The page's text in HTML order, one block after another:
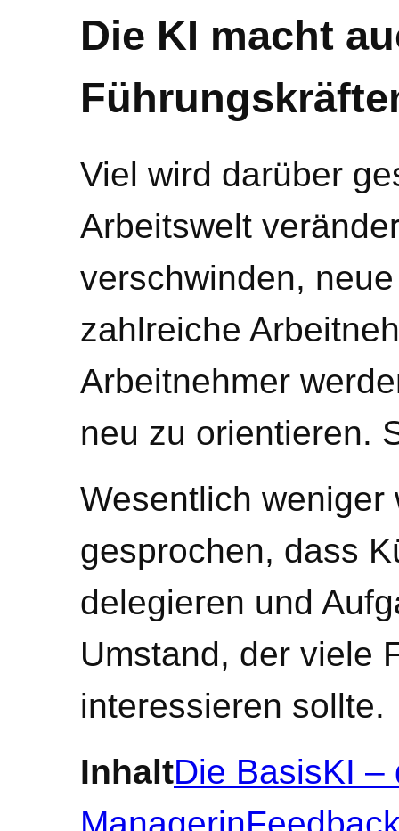
Die KI macht
Viel wird darüber
Arbeitswelt
verschwinden,
zahlreiche
Arbeitnehmer
neu zu orientieren.
Wesentlich
gesprochen, dass
delegieren und
Umstand, der viele
interessieren sollte.
InhaltDie BasisKI –
Managerin